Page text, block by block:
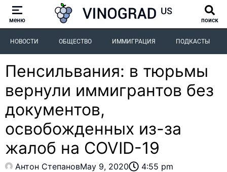
меню поиск
НОВОСТИ ОБЩЕСТВО ИММИГРАЦИЯ ПОДКАСТЫ
Пенсильвания: в тюрьмы
вернули иммигрантов без
документов,
освобожденных из-за
жалоб на COVID-19
Антон СтепановMay 9, 2020 4:55 pm